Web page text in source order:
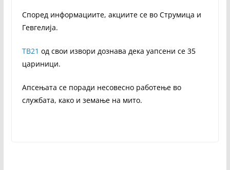
Според информациите, акциите се во Струмица и
Гевгелија.
ТВ21 од свои извори дознава дека уапсени се 35
цариници.
Апсењата се поради несовесно работење во
службата, како и земање на мито.